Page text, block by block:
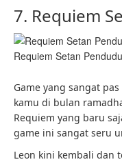
7. Requiem
Requiem Setan
Game yang sangat
kamu di bulan
Requiem yang baru
game ini sangat seru
Leon kini kembali dan